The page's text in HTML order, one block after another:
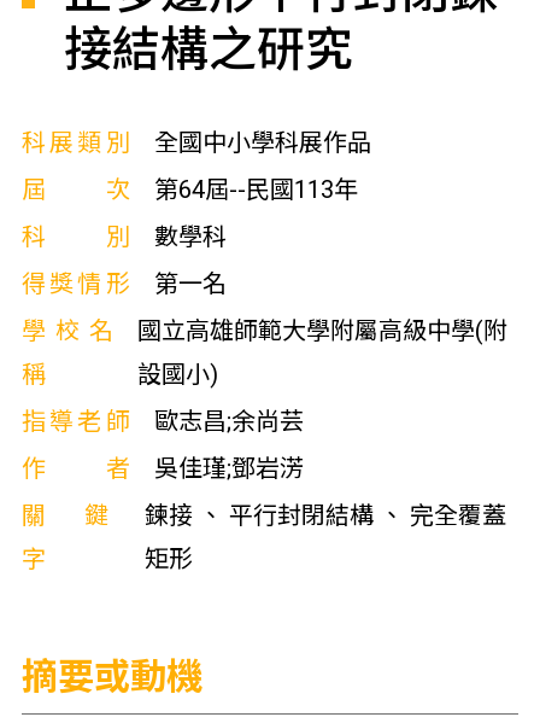
接結構之研究
科展類別
全國中小學科展作品
屆次
第64屆--民國113年
科別
數學科
得獎情形
第一名
學校名
稱
國立高雄師範大學附屬高級中學(附
設國小)
指導老師
歐志昌;余尚芸
作者
吳佳瑾;鄧岩淓
關鍵
字
鍊接 、 平行封閉結構 、 完全覆蓋
矩形
摘要或動機